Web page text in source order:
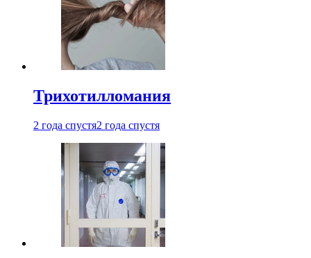
Трихотилломания
2 года спустя2 года спустя